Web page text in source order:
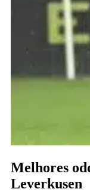
Melhores
Leverkusen